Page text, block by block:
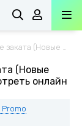
(Новые выпуски 2020)
(Новые
онлайн
Promo